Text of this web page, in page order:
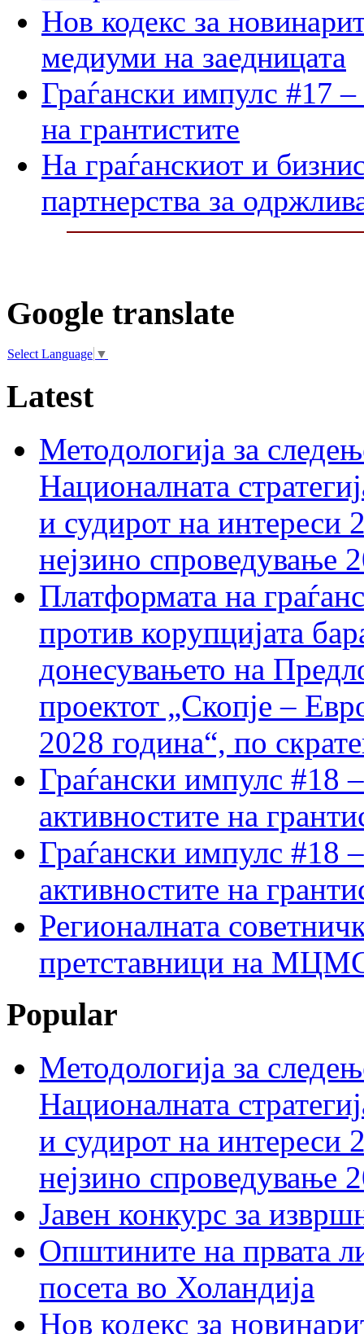
Нов кодекс за
медиуми на заедницата
Граѓански импулс #17
на грантистите
На граѓанскиот и
партнерства за
Google translate
Select Language ▼
Latest
Методологија за
Националната
и судирот на интереси
нејзино спроведување
Платформата на
против корупцијата
донесувањето на
проектот „Скопје –
2028 година“, по
Граѓански импулс #18
активностите на
Граѓански импулс #18
активностите на
Регионалната
претставници на МЦМС
Popular
Методологија за
Националната
и судирот на интереси
нејзино спроведување
Јавен конкурс за
Општините на првата
посета во Холандија
Нов кодекс за